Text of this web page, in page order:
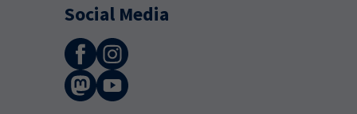
Social Media